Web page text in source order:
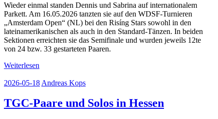
Wieder einmal standen Dennis und Sabrina auf internationalem
Parkett. Am 16.05.2026 tanzten sie auf den WDSF-Turnieren
„Amsterdam Open“ (NL) bei den Risíng Stars sowohl in den
lateinamerikanischen als auch in den Standard-Tänzen. In beiden
Sektionen erreichten sie das Semifinale und wurden jeweils 12te
von 24 bzw. 33 gestarteten Paaren.
Weiterlesen
2026-05-18 Andreas Kops
TGC-Paare und Solos in Hessen